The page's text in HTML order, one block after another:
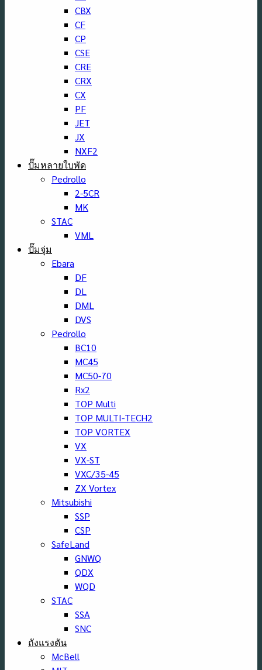
CBX
CF
CP
CSE
CRE
CRX
CX
PF
JET
JX
NXF2
ปั๊มหลายใบพัด
Pedrollo
2-5CR
MK
STAC
VML
ปั๊มจุ่ม
Ebara
DF
DL
DML
DVS
Pedrollo
BC10
MC45
MC50-70
Rx2
TOP Multi
TOP MULTI-TECH2
TOP VORTEX
VX
VX-ST
VXC/35-45
ZX Vortex
Mitsubishi
SSP
CSP
SafeLand
GNWQ
QDX
WQD
STAC
SSA
SNC
ถังแรงดัน
McBell